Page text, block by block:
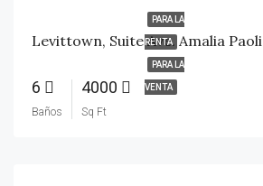
PARA LA
RENTA
PARA LA
VENTA
Levittown, Suite Ave. Amalia Paoli
6
Baños
4000
Sq Ft